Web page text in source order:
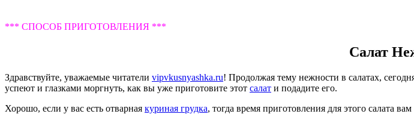
*** СПОСОБ ПРИГОТОВЛЕНИЯ ***
Салат
Здравствуйте, уважаемые читатели vipvkusnyashka.ru! Продолжая тему нежности в салатах,
успеют и глазками моргнуть, как вы уже приготовите этот салат и подадите его.
Хорошо, если у вас есть отварная куриная грудка, тогда время приготовления для этого салата